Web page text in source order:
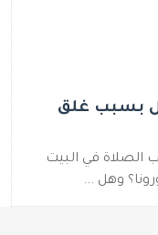
بسبب غلق
الصلاة في البيت
وهل ...